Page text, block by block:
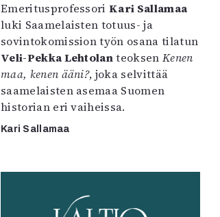
EmeritusprofessoriKari Sallamaa
luki Saamelaisten totuus- ja
sovintokomission työn osana tilatun
Veli-Pekka Lehtolanteoksen Kenen
maa, kenen ääni?, joka selvittää
saamelaisten asemaa Suomen
historian eri vaiheissa.
Kari Sallamaa